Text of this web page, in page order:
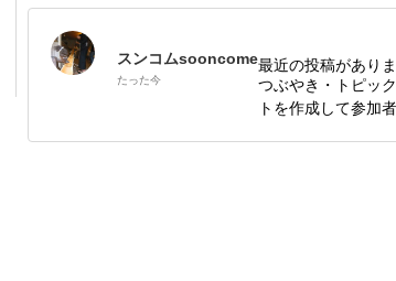
スンコムsooncome
たった今
最近の投稿があり
つぶやき・トピッ
トを作成して参加